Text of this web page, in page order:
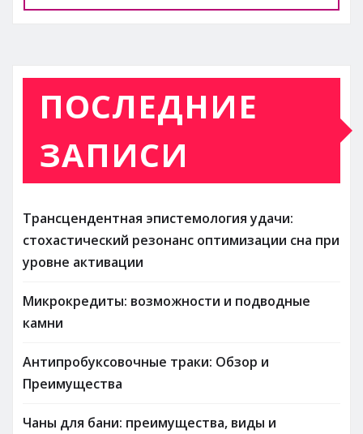
ПОСЛЕДНИЕ
ЗАПИСИ
Трансцендентная эпистемология удачи:
стохастический резонанс оптимизации сна при
уровне активации
Микрокредиты: возможности и подводные
камни
Антипробуксовочные траки: Обзор и
Преимущества
Чаны для бани: преимущества, виды и